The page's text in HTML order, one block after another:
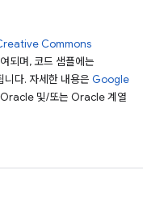
Commons
되며, 코드 샘플에는
니다. 자세한 내용은 Google
Oracle 및/또는 Oracle 계열